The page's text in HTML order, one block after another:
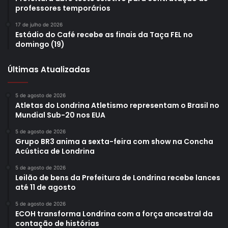
professores temporários
17 de julho de 2026
Estádio do Café recebe as finais da Taça FEL no
domingo (19)
Últimas Atualizadas
5 de agosto de 2026
Atletas do Londrina Atletismo representam o Brasil no
Mundial Sub-20 nos EUA
5 de agosto de 2026
Grupo BR3 anima a sexta-feira com show na Concha
Acústica de Londrina
5 de agosto de 2026
Leilão de bens da Prefeitura de Londrina recebe lances
até 11 de agosto
5 de agosto de 2026
ECOH transforma Londrina com a força ancestral da
contação de histórias